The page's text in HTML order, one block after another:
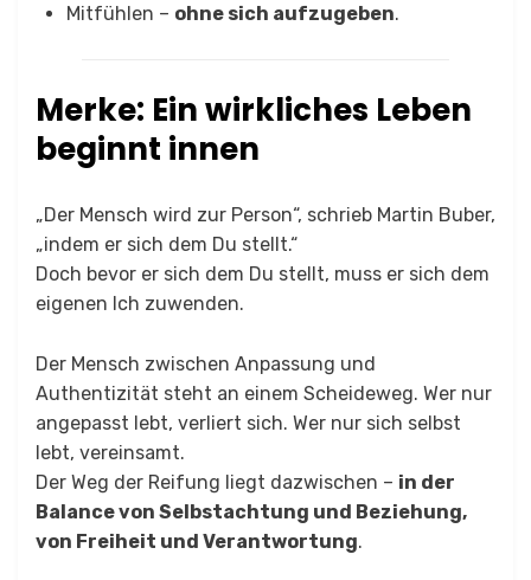
Mitfühlen – ohne sich aufzugeben.
Merke: Ein wirkliches Leben
beginnt innen
„Der Mensch wird zur Person“, schrieb Martin Buber,
„indem er sich dem Du stellt.“
Doch bevor er sich dem Du stellt, muss er sich dem
eigenen Ich zuwenden.
Der Mensch zwischen Anpassung und
Authentizität steht an einem Scheideweg. Wer nur
angepasst lebt, verliert sich. Wer nur sich selbst
lebt, vereinsamt.
Der Weg der Reifung liegt dazwischen – in der
Balance von Selbstachtung und Beziehung,
von Freiheit und Verantwortung.